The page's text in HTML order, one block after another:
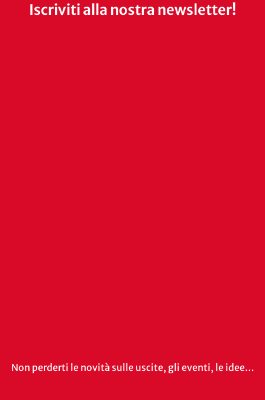
Iscriviti alla nostra newsletter!
Non perderti le novità sulle uscite, gli eventi, le idee…